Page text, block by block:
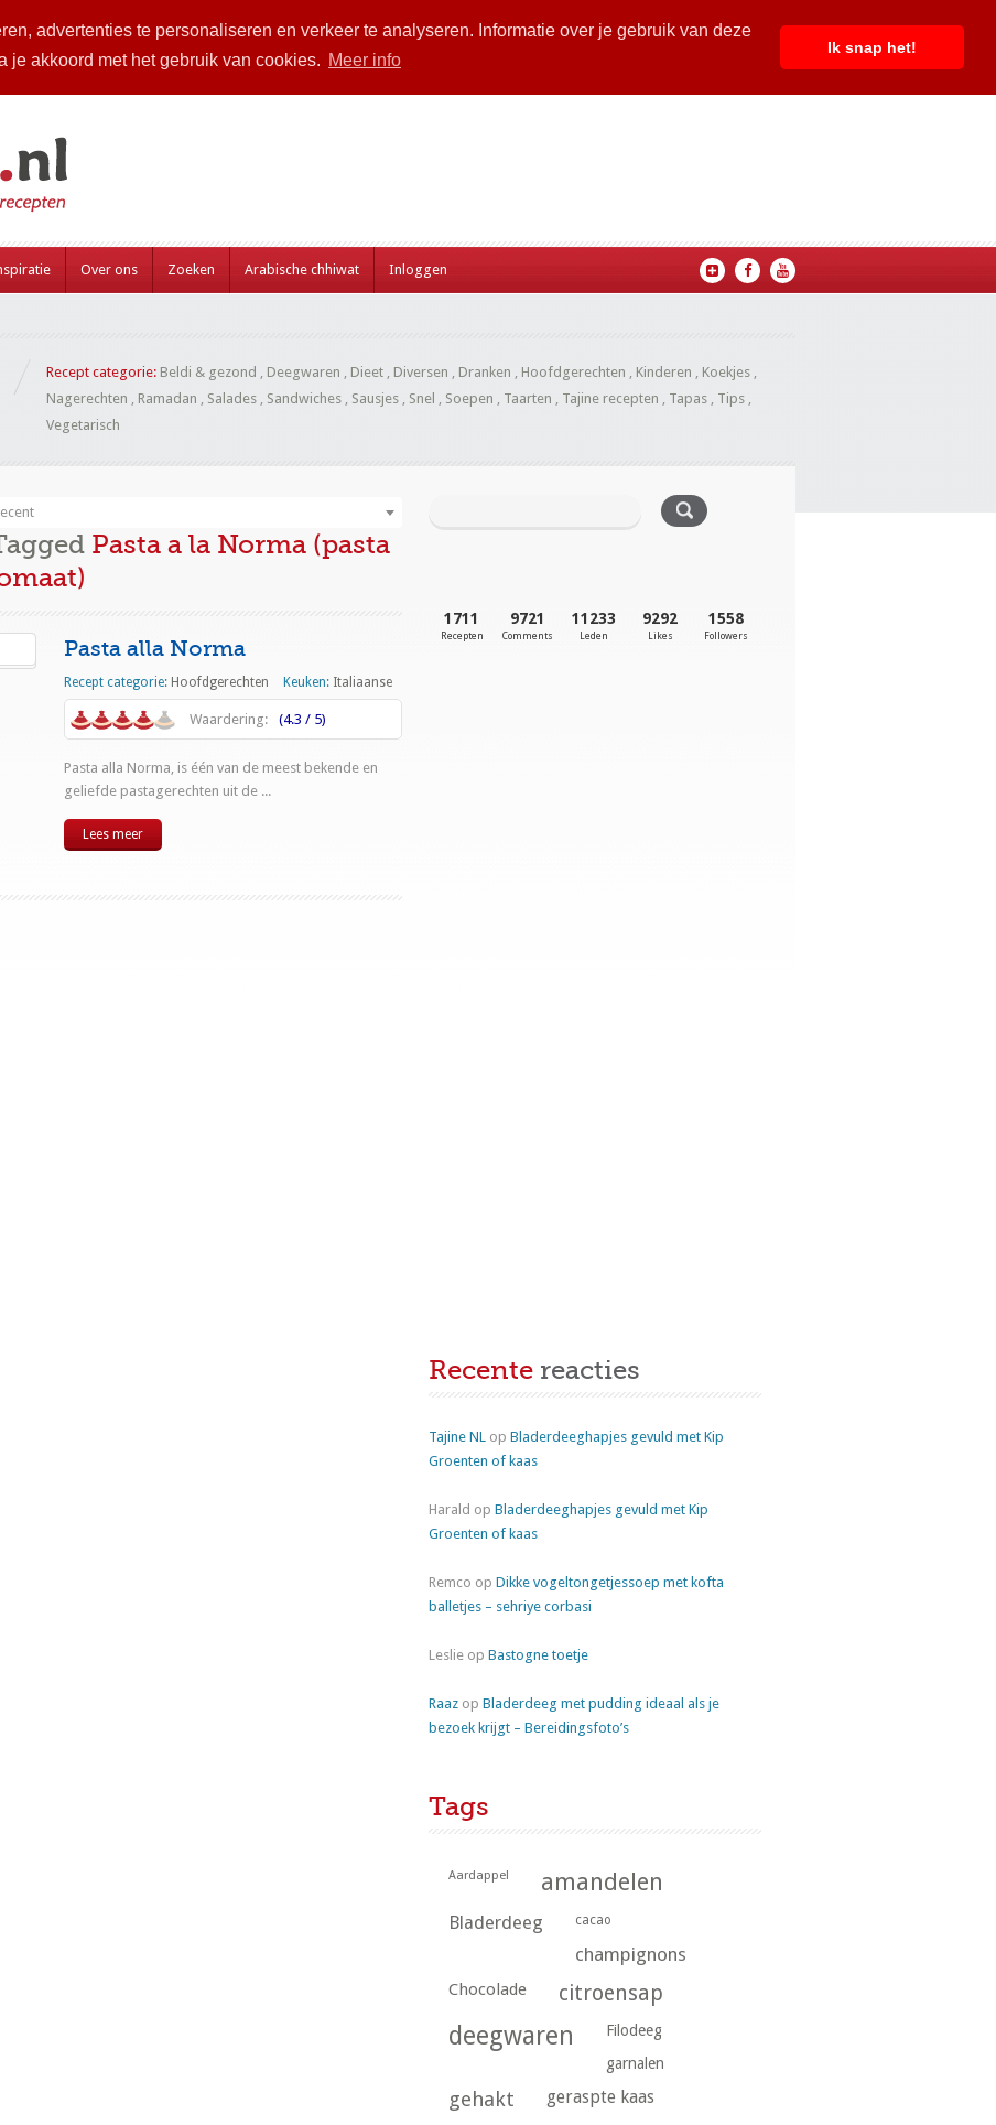
advertenties te personaliseren en verkeer te analyseren. Informatie over je gebruik van deze
je akkoord met het gebruik van cookies. Meer info
Ik snap het!
Over ons Zoeken Arabische chhiwat Inloggen
Recept categorie: Beldi & gezond , Deegwaren , Dieet , Diversen , Dranken , Hoofdgerechten , Kinderen , Koekjes ,
Nagerechten , Ramadan , Salades , Sandwiches , Sausjes , Snel , Soepen , Taarten , Tajine recepten , Tapas , Tips ,
Vegetarisch
Pasta a la Norma (pasta
Pasta alla Norma
Recept categorie: Hoofdgerechten Keuken: Italiaanse
Waardering: (4.3 / 5)
Pasta alla Norma, is één van de meest bekende en
geliefde pastagerechten uit de ...
Lees meer
1711
Recepten
9721
Comments
11233
Leden
9292
Likes
1558
Followers
Recente reacties
Tajine NL op Bladerdeeghapjes gevuld met Kip
Groenten of kaas
Harald op Bladerdeeghapjes gevuld met Kip
Groenten of kaas
Remco op Dikke vogeltongetjessoep met kofta
balletjes – sehriye corbasi
Leslie op Bastogne toetje
Raaz op Bladerdeeg met pudding ideaal als je
bezoek krijgt – Bereidingsfoto’s
Tags
Aardappel amandelen
Bladerdeeg cacao
champignons
Chocolade citroensap
deegwaren
Filodeeg
garnalen
gehakt geraspte kaas